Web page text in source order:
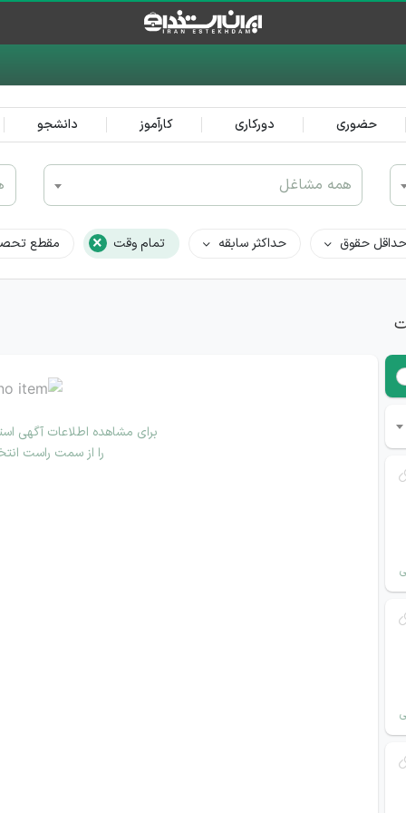
حضوری دورکاری کارآموز دانشجو
همه مشاغل
حداقل حقوق حداکثر سابقه تمام وقت × مقطع
برای مشاهده اطلاعات آگهی
را از سمت راست